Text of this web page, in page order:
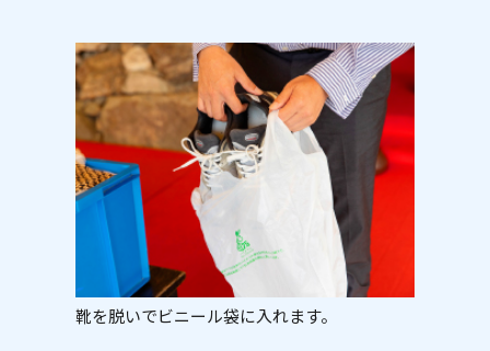
靴を脱いでビニール袋に入れます。